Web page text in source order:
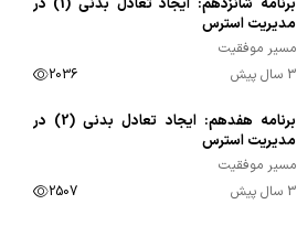
برنامه شانزدهم: ایجاد تعادل بدنی (1) در
مدیریت استرس
مسیر موفقیت
3 سال پیش
2036
برنامه هفدهم: ایجاد تعادل بدنی (2) در
مدیریت استرس
مسیر موفقیت
3 سال پیش
2507